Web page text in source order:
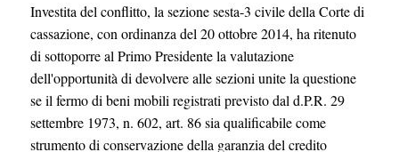
Investita del conflitto, la sezione sesta-3 civile della Corte di
cassazione, con ordinanza del 20 ottobre 2014, ha ritenuto
di sottoporre al Primo Presidente la valutazione
dell'opportunità di devolvere alle sezioni unite la questione
se il fermo di beni mobili registrati previsto dal d.P.R. 29
settembre 1973, n. 602, art. 86 sia qualificabile come
strumento di conservazione della garanzia del credito